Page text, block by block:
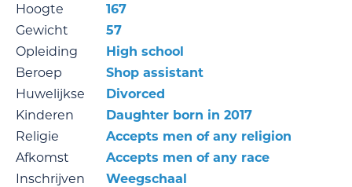
Hoogte
167
Gewicht
57
Opleiding
High school
Beroep
Shop assistant
Huwelijkse
Divorced
Kinderen
Daughter born in 2017
Religie
Accepts men of any religion
Afkomst
Accepts men of any race
Inschrijven
Weegschaal